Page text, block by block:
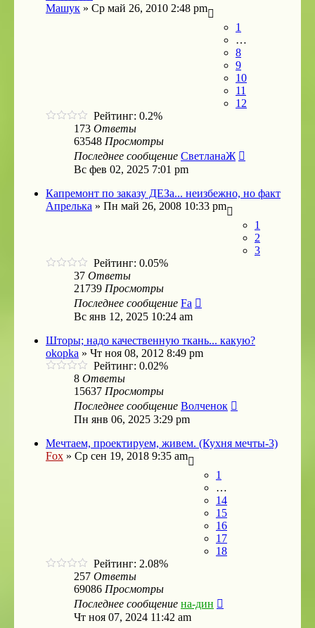
Машук » Ср май 26, 2010 2:48 pm
1
…
8
9
10
11
12
Рейтинг: 0.2%
173 Ответы
63548 Просмотры
Последнее сообщение СветланаЖ
Вс фев 02, 2025 7:01 pm
Капремонт по заказу ДЕЗа... неизбежно, но факт
Апрелька » Пн май 26, 2008 10:33 pm
1
2
3
Рейтинг: 0.05%
37 Ответы
21739 Просмотры
Последнее сообщение Fa
Вс янв 12, 2025 10:24 am
Шторы; надо качественную ткань... какую?
okopka » Чт ноя 08, 2012 8:49 pm
Рейтинг: 0.02%
8 Ответы
15637 Просмотры
Последнее сообщение Волченок
Пн янв 06, 2025 3:29 pm
Мечтаем, проектируем, живем. (Кухня мечты-3)
Fox » Ср сен 19, 2018 9:35 am
1
…
14
15
16
17
18
Рейтинг: 2.08%
257 Ответы
69086 Просмотры
Последнее сообщение на-дин
Чт ноя 07, 2024 11:42 am